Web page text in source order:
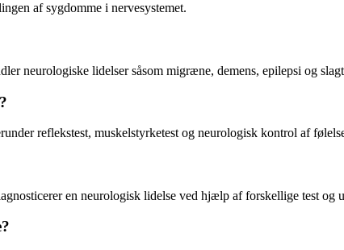
af sygdomme i nervesystemet.
neurologiske lidelser såsom migræne, demens, epilepsi og
reflekstest, muskelstyrketest og neurologisk kontrol af
en neurologisk lidelse ved hjælp af forskellige test og